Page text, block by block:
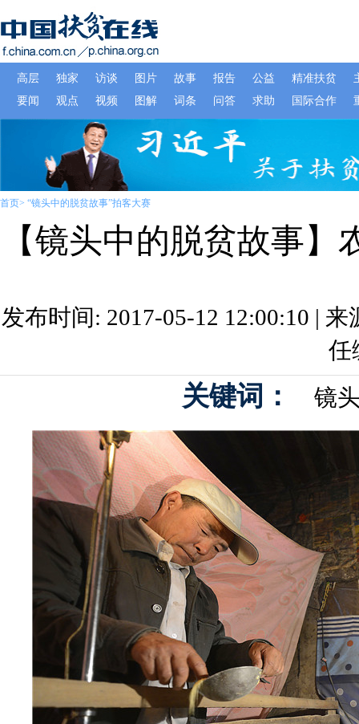
首页> “镜头中的脱贫故事”拍客大赛
【镜头中的脱贫故事
发布时间: 2017-05-12 12:00:10 |
任
关键词： 镜